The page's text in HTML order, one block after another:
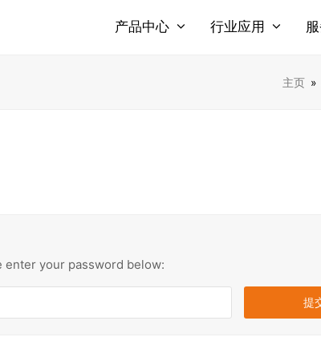
产品中心 行业应用
主页 »
your password below: